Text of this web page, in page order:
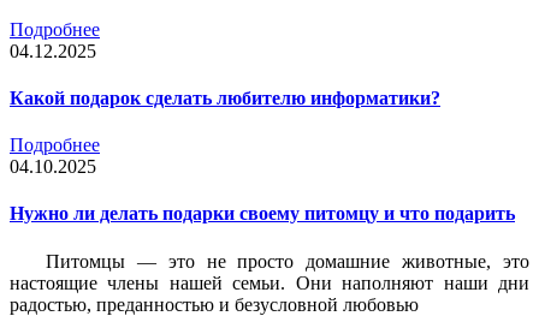
Подробнее
04.12.2025
Какой подарок сделать любителю информатики?
Подробнее
04.10.2025
Нужно ли делать подарки своему питомцу и что подарить
Питомцы — это не просто домашние животные, это
настоящие члены нашей семьи. Они наполняют наши дни
радостью, преданностью и безусловной любовью